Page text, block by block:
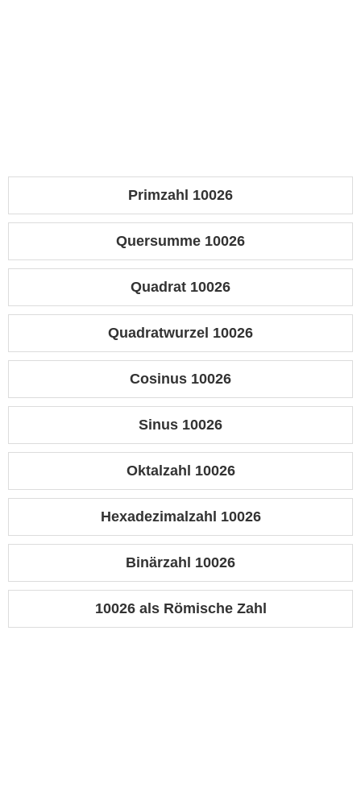
Primzahl 10026
Quersumme 10026
Quadrat 10026
Quadratwurzel 10026
Cosinus 10026
Sinus 10026
Oktalzahl 10026
Hexadezimalzahl 10026
Binärzahl 10026
10026 als Römische Zahl